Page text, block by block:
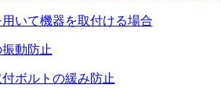
いて機器を取付ける場合
動防止
ボルトの緩み防止